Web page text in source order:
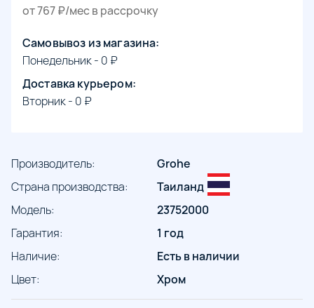
Производитель:
Grohe
Страна производства:
Таиланд
Модель:
23752000
Гарантия:
1 год
Наличие:
Есть в наличии
Цвет:
Хром
от 767 ₽/мес в рассрочку
Самовывоз из магазина:
Понедельник - 0 ₽
Доставка курьером:
Вторник - 0 ₽